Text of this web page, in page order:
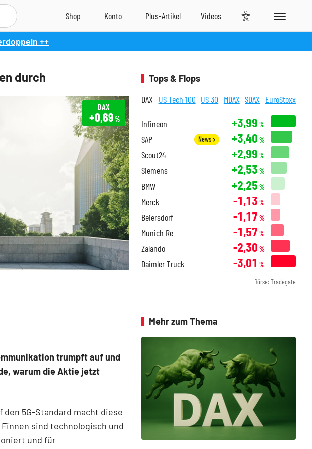
++
durch
DAX
+0,69%
trumpft auf und
warum die Aktie jetzt
5G-Standard macht diese
sind technologisch und
und für
Tops & Flops
DAX US Tech 100 US 30 MDAX SDAX EuroStoxx
Infineon +3,99 %
SAP News +3,40 %
Scout24 +2,99 %
Siemens +2,53 %
BMW +2,25 %
Merck -1,13 %
Beiersdorf -1,17 %
Munich Re -1,57 %
Zalando -2,30 %
Daimler Truck -3,01 %
Börse: Tradegate
Mehr zum Thema